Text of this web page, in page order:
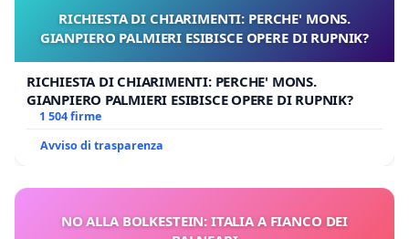
RICHIESTA DI CHIARIMENTI: PERCHE' MONS.
GIANPIERO PALMIERI ESIBISCE OPERE DI RUPNIK?
RICHIESTA DI CHIARIMENTI: PERCHE' MONS.
GIANPIERO PALMIERI ESIBISCE OPERE DI RUPNIK?
1 504 firme
Avviso di trasparenza
NO ALLA BOLKESTEIN: ITALIA A FIANCO DEI